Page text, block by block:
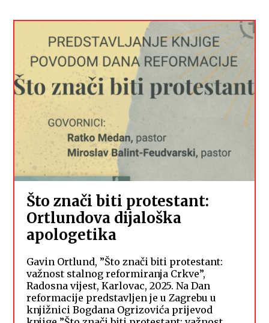
Što znači biti protestant:
Ortlundova dijaloška
apologetika
Gavin Ortlund, ”Što znači biti protestant:
važnost stalnog reformiranja Crkve”,
Radosna vijest, Karlovac, 2025. Na Dan
reformacije predstavljen je u Zagrebu u
knjižnici Bogdana Ogrizovića prijevod